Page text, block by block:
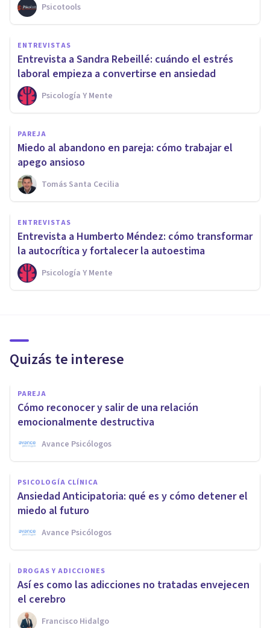
Psicotools
ENTREVISTAS
Entrevista a Sandra Rebeillé: cuándo el estrés
laboral empieza a convertirse en ansiedad
Psicología Y Mente
PAREJA
Miedo al abandono en pareja: cómo trabajar el
apego ansioso
Tomás Santa Cecilia
ENTREVISTAS
Entrevista a Humberto Méndez: cómo transformar
la autocrítica y fortalecer la autoestima
Psicología Y Mente
Quizás te interese
PAREJA
Cómo reconocer y salir de una relación
emocionalmente destructiva
Avance Psicólogos
PSICOLOGÍA CLÍNICA
Ansiedad Anticipatoria: qué es y cómo detener el
miedo al futuro
Avance Psicólogos
DROGAS Y ADICCIONES
Así es como las adicciones no tratadas envejecen
el cerebro
Francisco Hidalgo